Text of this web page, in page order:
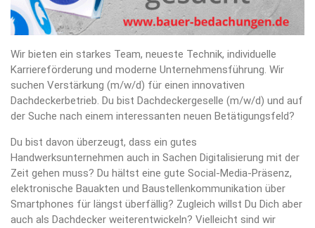
Wir bieten ein starkes Team, neueste Technik, individuelle
Karriereförderung und moderne Unternehmensführung. Wir
suchen Verstärkung (m/w/d) für einen innovativen
Dachdeckerbetrieb. Du bist Dachdeckergeselle (m/w/d) und auf
der Suche nach einem interessanten neuen Betätigungsfeld?
Du bist davon überzeugt, dass ein gutes
Handwerksunternehmen auch in Sachen Digitalisierung mit der
Zeit gehen muss? Du hältst eine gute Social-Media-Präsenz,
elektronische Bauakten und Baustellenkommunikation über
Smartphones für längst überfällig? Zugleich willst Du Dich aber
auch als Dachdecker weiterentwickeln? Vielleicht sind wir